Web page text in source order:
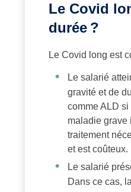
Le Covid
durée ?
Le Covid long est
Le salarié
gravité et de
comme ALD si
maladie grave
traitement
et est coûteux.
Le salarié
Dans ce cas,